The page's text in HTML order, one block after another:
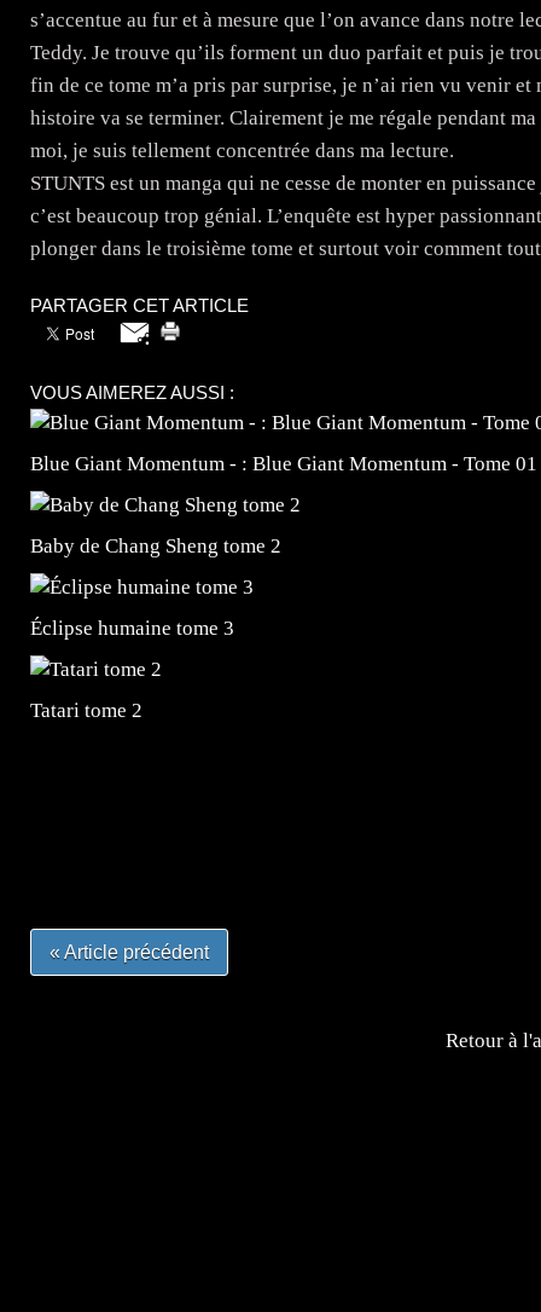
s’accentue au fur et à mesure que l’on avance dans notre
Teddy. Je trouve qu’ils forment un duo parfait et puis je
fin de ce tome m’a pris par surprise, je n’ai rien vu venir
histoire va se terminer. Clairement je me régale pendant
moi, je suis tellement concentrée dans ma lecture.
STUNTS est un manga qui ne cesse de monter en
c’est beaucoup trop génial. L’enquête est hyper
plonger dans le troisième tome et surtout voir comment
PARTAGER CET ARTICLE
VOUS AIMEREZ AUSSI :
Blue Giant Momentum - : Blue Giant Momentum - Tome 01
Baby de Chang Sheng tome 2
Éclipse humaine tome 3
Tatari tome 2
« Article précédent
Retour à